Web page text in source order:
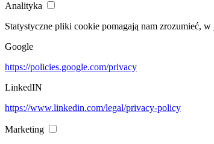
Analityka
Statystyczne pliki cookie pomagają nam zrozumieć,
Google
https://policies.google.com/privacy
LinkedIN
https://www.linkedin.com/legal/privacy-policy
Marketing